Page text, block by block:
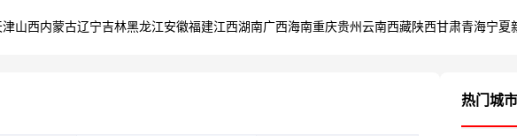
津山西内蒙古辽宁吉林黑龙江安徽福建江西湖南广西海南重庆贵州 云南西藏陕西甘肃青海宁夏
热门城市